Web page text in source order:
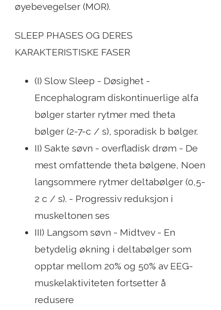
øyebevegelser (MOR).
SLEEP PHASES OG DERES
KARAKTERISTISKE FASER
(I) Slow Sleep - Døsighet -
Encephalogram diskontinuerlige alfa
bølger starter rytmer med theta
bølger (2-7-c / s), sporadisk b bølger.
II) Sakte søvn - overfladisk drøm - De
mest omfattende theta bølgene, Noen
langsommere rytmer deltabølger (0,5-
2 c / s). - Progressiv reduksjon i
muskeltonen ses
III) Langsom søvn - Midtvev - En
betydelig økning i deltabølger som
opptar mellom 20% og 50% av EEG-
muskelaktiviteten fortsetter å
redusere